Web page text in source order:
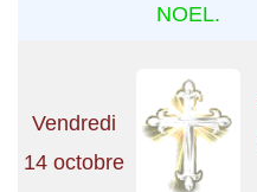
NOEL.
Vendredi
14 octobre